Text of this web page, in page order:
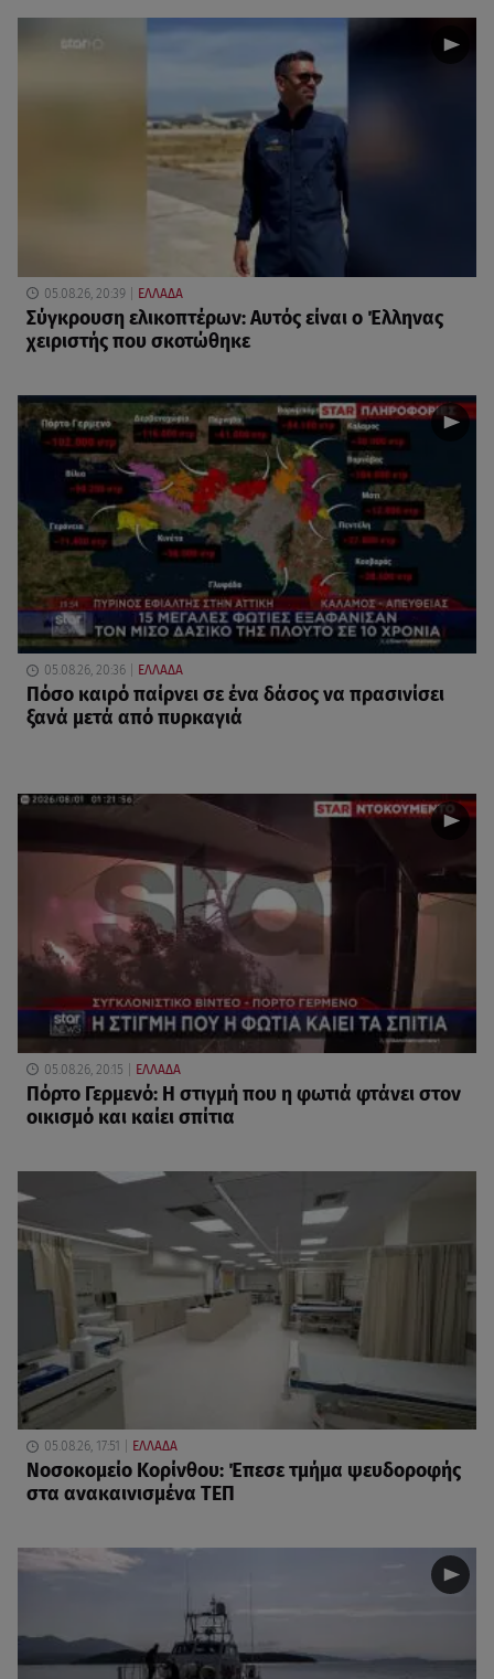
05.08.26, 20:39 ΕΛΛΑΔΑ
Σύγκρουση ελικοπτέρων: Αυτός είναι ο Έλληνας
χειριστής που σκοτώθηκε
05.08.26, 20:36 ΕΛΛΑΔΑ
Πόσο καιρό παίρνει σε ένα δάσος να πρασινίσει
ξανά μετά από πυρκαγιά
05.08.26, 20:15 ΕΛΛΑΔΑ
Πόρτο Γερμενό: Η στιγμή που η φωτιά φτάνει στον
οικισμό και καίει σπίτια
05.08.26, 17:51 ΕΛΛΑΔΑ
Νοσοκομείο Κορίνθου: Έπεσε τμήμα ψευδοροφής
στα ανακαινισμένα ΤΕΠ